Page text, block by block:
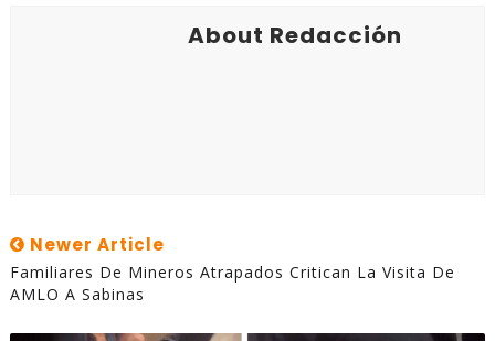
About Redacción
Newer Article
Familiares De Mineros Atrapados Critican La Visita De
AMLO A Sabinas